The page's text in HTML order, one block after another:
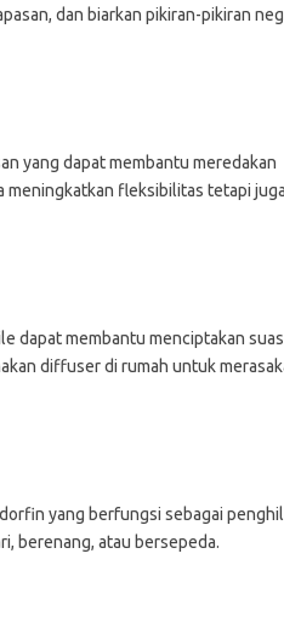
dan biarkan pikiran-pikiran
yang dapat membantu meredakan
meningkatkan fleksibilitas tetapi juga
dapat membantu menciptakan
diffuser di rumah untuk
yang berfungsi sebagai
berenang, atau bersepeda.